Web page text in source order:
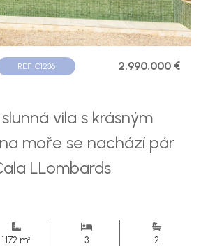
REF. C1236 2.990.000 €
vila s krásným
moře se nachází pár
LLombards
1.172 m² 3 2